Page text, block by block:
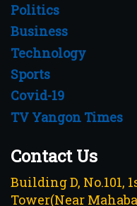
Politics
Business
Technology
Sports
Covid-19
TV Yangon Times
Contact Us
Building D, No.101,
Tower(Near